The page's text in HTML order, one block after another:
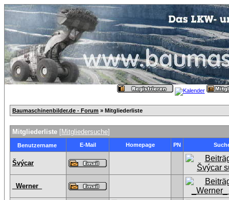
Baumaschinenbilder.de - Forum » Mitgliederliste
Mitgliederliste [Mitgliedersuche]
Benutzername E-Mail Homepage PN
Švýcar
_Werner_